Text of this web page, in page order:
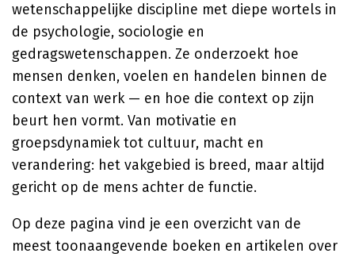
wetenschappelijke discipline met diepe wortels in
de psychologie, sociologie en
gedragswetenschappen. Ze onderzoekt hoe
mensen denken, voelen en handelen binnen de
context van werk — en hoe die context op zijn
beurt hen vormt. Van motivatie en
groepsdynamiek tot cultuur, macht en
verandering: het vakgebied is breed, maar altijd
gericht op de mens achter de functie.
Op deze pagina vind je een overzicht van de
meest toonaangevende boeken en artikelen over